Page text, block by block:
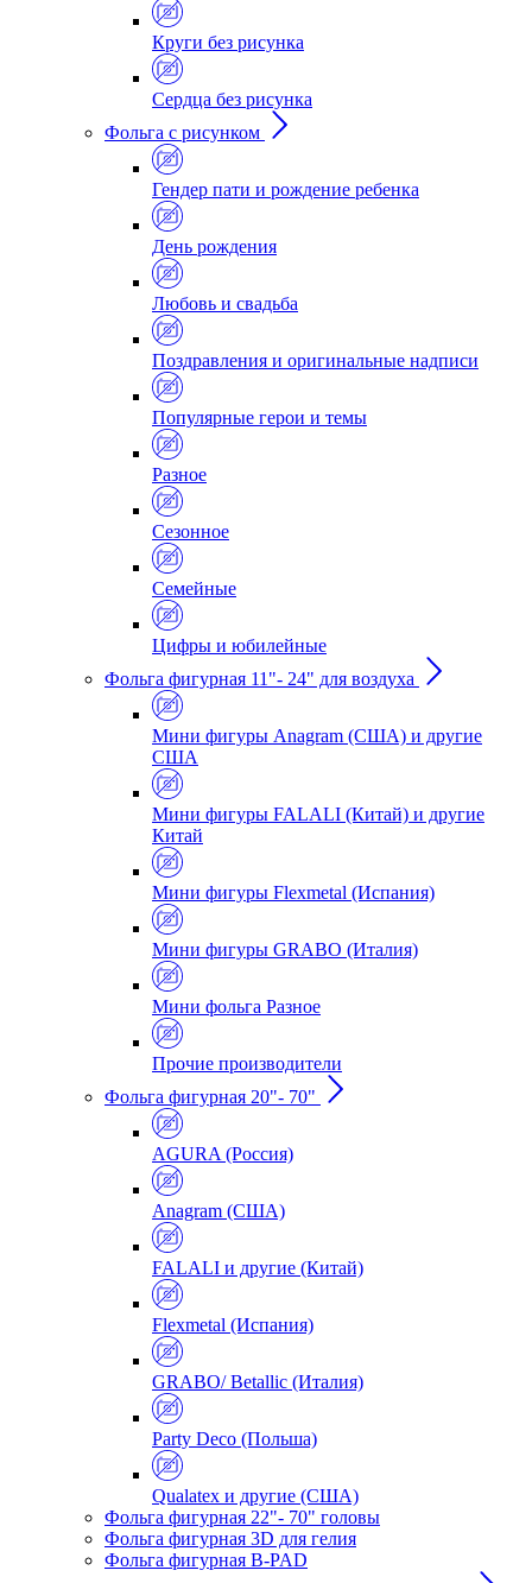
Круги без рисунка
Сердца без рисунка
Фольга с рисунком
Гендер пати и рождение ребенка
День рождения
Любовь и свадьба
Поздравления и оригинальные надписи
Популярные герои и темы
Разное
Сезонное
Семейные
Цифры и юбилейные
Фольга фигурная 11"- 24" для воздуха
Мини фигуры Anagram (США) и другие
США
Мини фигуры FALALI (Китай) и другие
Китай
Мини фигуры Flexmetal (Испания)
Мини фигуры GRABO (Италия)
Мини фольга Разное
Прочие производители
Фольга фигурная 20"- 70"
AGURA (Россия)
Anagram (США)
FALALI и другие (Китай)
Flexmetal (Испания)
GRABO/ Betallic (Италия)
Party Deco (Польша)
Qualatex и другие (США)
Фольга фигурная 22"- 70" головы
Фольга фигурная 3D для гелия
Фольга фигурная B-PAD